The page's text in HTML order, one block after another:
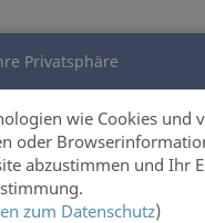
Privatsphäre
wie Cookies und
oder
abzustimmen und Ihr
zum Datenschutz)
Über uns